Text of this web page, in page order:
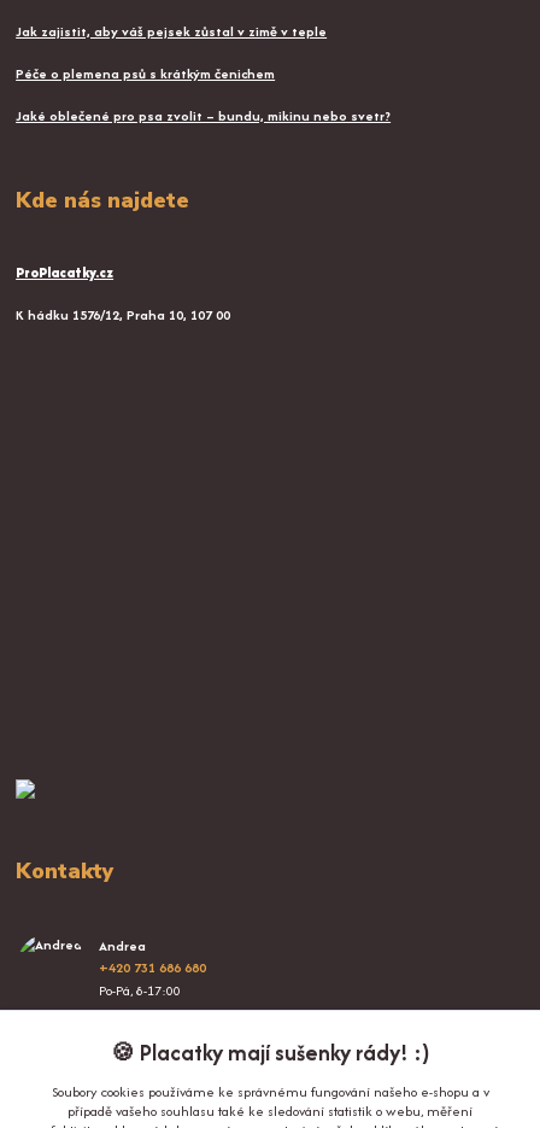
Jak zajistit, aby váš pejsek zůstal v zimě v teple
Péče o plemena psů s krátkým čenichem
Jaké oblečené pro psa zvolit – bundu, mikinu nebo svetr?
Kde nás najdete
ProPlacatky.cz
K hádku 1576/12, Praha 10, 107 00
Kontakty
Andrea
+420 731 686 680
Po-Pá, 8-17:00
info@proplacatky.cz🍪 Placatky mají sušenky rády! :)
Soubory cookies používáme ke správnému fungování našeho e-shopu a v
případě vašeho souhlasu také ke sledování statistik o webu, měření